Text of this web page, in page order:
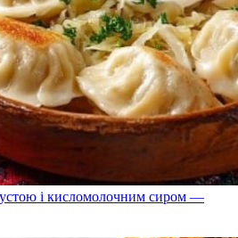
і кисломолочним сиром —